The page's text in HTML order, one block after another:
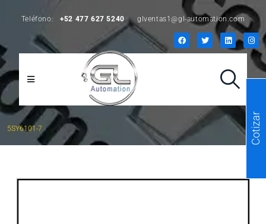
Teléfono: +52 477 627 5240 glventas1@gl-automation.com
5SY6101-7 Cotizar